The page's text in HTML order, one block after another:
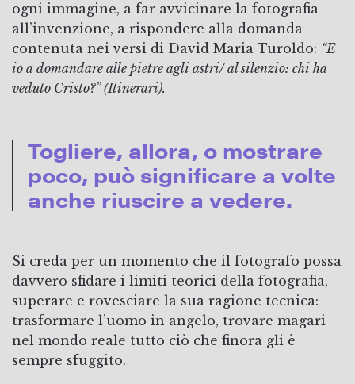
ogni immagine, a far avvicinare la fotografia
all’invenzione, a rispondere alla domanda
contenuta nei versi di David Maria Turoldo: “E
io a domandare alle pietre agli astri/ al silenzio: chi ha
veduto Cristo?” (Itinerari).
Togliere, allora, o mostrare
poco, può significare a volte
anche riuscire a vedere.
Si creda per un momento che il fotografo possa
davvero sfidare i limiti teorici della fotografia,
superare e rovesciare la sua ragione tecnica:
trasformare l’uomo in angelo, trovare magari
nel mondo reale tutto ciò che finora gli è
sempre sfuggito.